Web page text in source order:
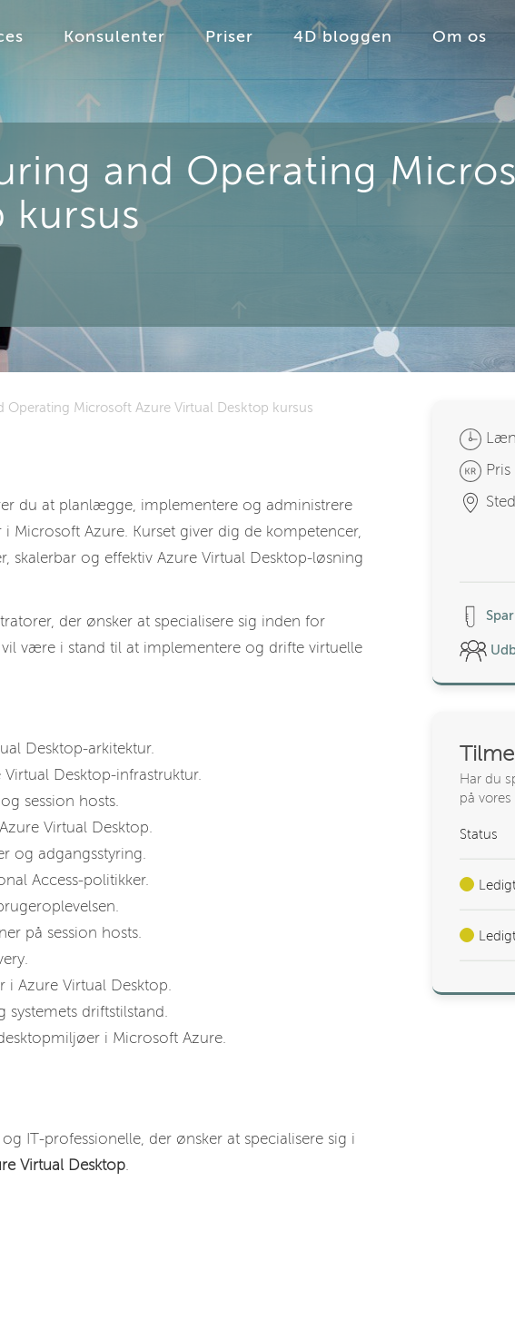
and Operating
kursus
Konsulenter Priser 4D bloggen Om os
Operating Microsoft Azure Virtual Desktop kursus
du at planlægge, implementere og administrere
Microsoft Azure. Kurset giver dig de kompetencer,
skalerbar og effektiv Azure Virtual Desktop-løsning
der ønsker at specialisere sig inden for
være i stand til at implementere og drifte virtuelle
Desktop-arkitektur.
Desktop-infrastruktur.
session hosts.
Virtual Desktop.
og adgangsstyring.
Access-politikker.
på session hosts.
i Azure Virtual Desktop.
driftstilstand.
i Microsoft Azure.
IT-professionelle, der ønsker at specialisere sig i
Virtual Desktop.
Pris
Sted
Har du
på vores
Status